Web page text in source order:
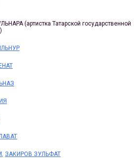
(артистка Татарской государственной
, ЗАКИРОВ ЗУЛЬФАТ